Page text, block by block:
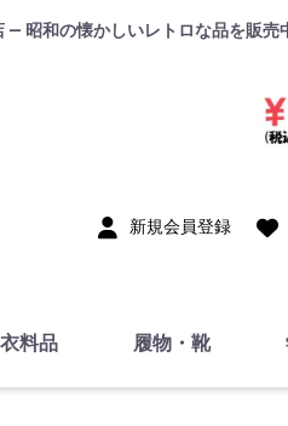
— 昭和の懐かしいレトロな品を販売
新規会員登録
衣料品 履物・靴